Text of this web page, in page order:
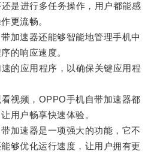
进行多任务操作，用户都能感
更流畅。
速器还能够智能地管理手机中
的响应速度。
应用程序，以确保关键应用程
频，OPPO手机自带加速器都
用户畅享快速体验。
速器是一项强大的功能，它不
够优化运行速度，让用户拥有更